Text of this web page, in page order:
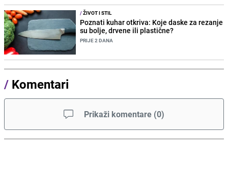
/ŽIVOT I STIL
Poznati kuhar otkriva: Koje daske za rezanje
su bolje, drvene ili plastične?
PRIJE 2 DANA
/ Komentari
Prikaži komentare (0)